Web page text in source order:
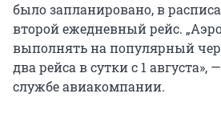
было запланировано, в
второй ежедневный рейс.
выполнять на популярный
два рейса в сутки с 1 августа»,
службе авиакомпании.